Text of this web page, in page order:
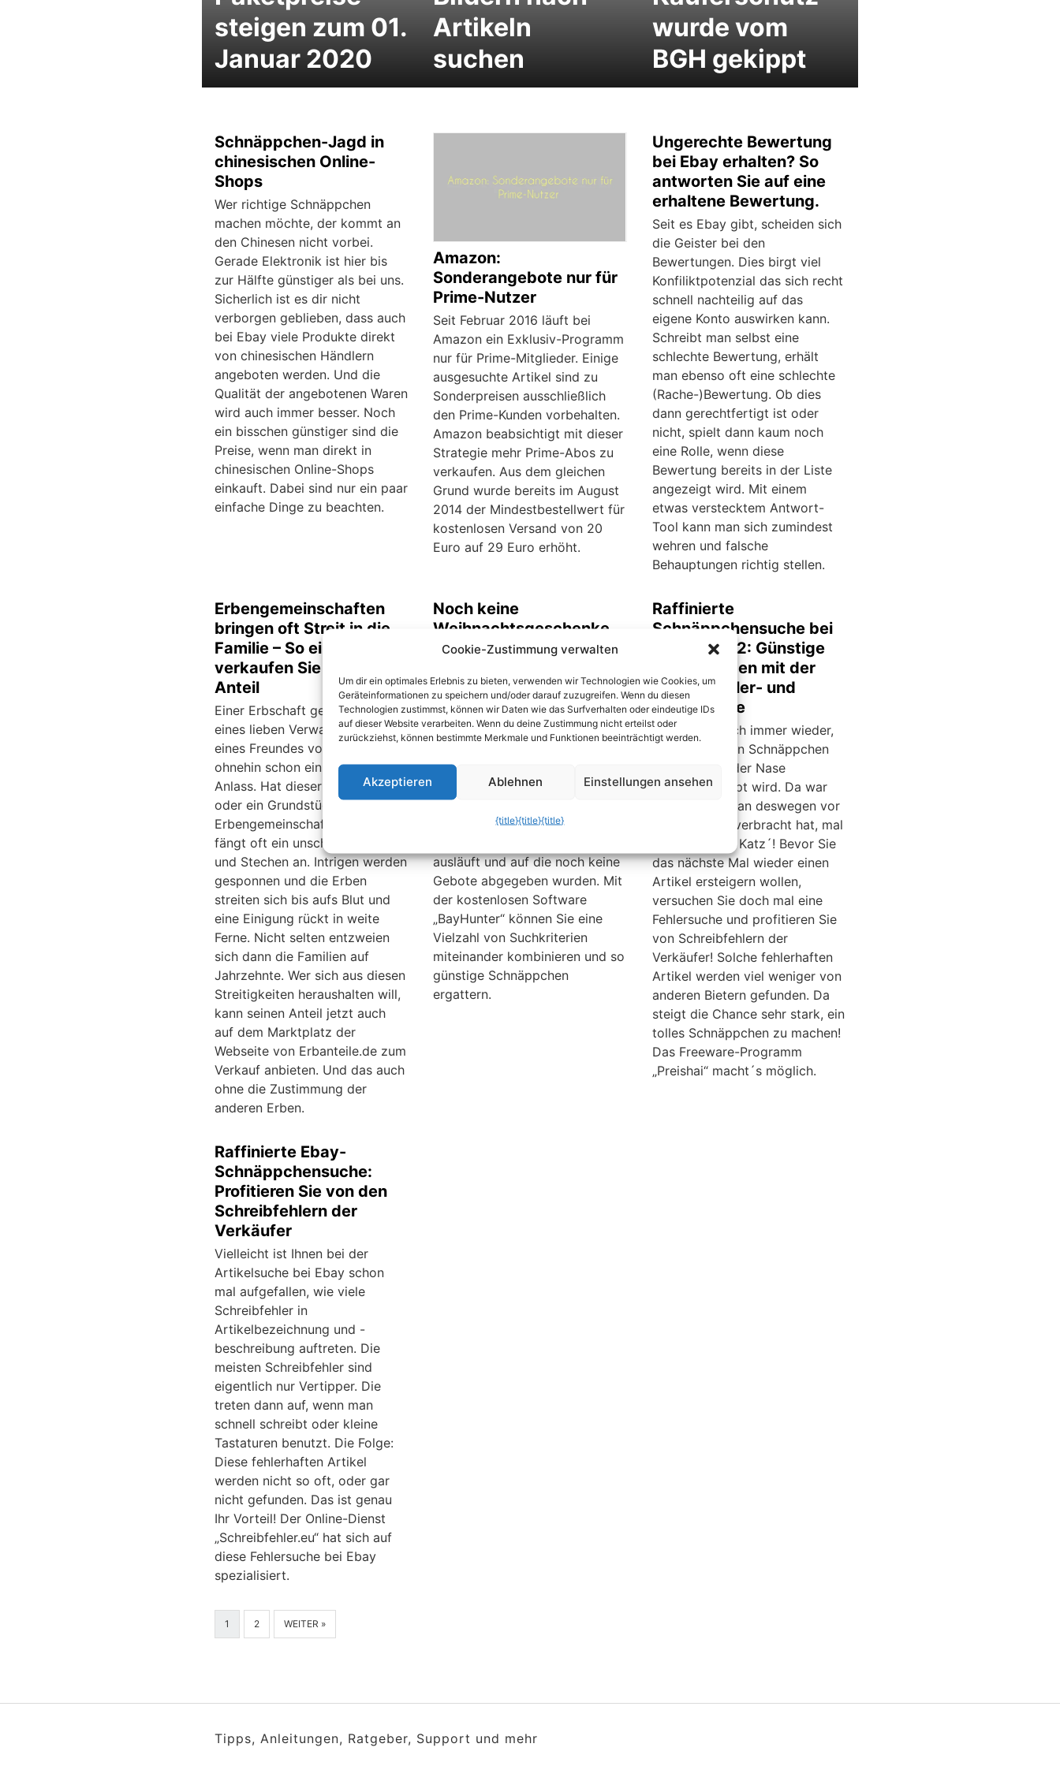
steigen zum 01.
Januar 2020
Artikeln
suchen
wurde vom
BGH gekippt
Schnäppchen-Jagd in
chinesischen Online-
Shops
Wer richtige Schnäppchen
machen möchte, der kommt an
den Chinesen nicht vorbei.
Gerade Elektronik ist hier bis
zur Hälfte günstiger als bei uns.
Sicherlich ist es dir nicht
verborgen geblieben, dass auch
bei Ebay viele Produkte direkt
von chinesischen Händlern
angeboten werden. Und die
Qualität der angebotenen Waren
wird auch immer besser. Noch
ein bisschen günstiger sind die
Preise, wenn man direkt in
chinesischen Online-Shops
einkauft. Dabei sind nur ein paar
einfache Dinge zu beachten.
Amazon:
Sonderangebote nur für
Prime-Nutzer
Seit Februar 2016 läuft bei
Amazon ein Exklusiv-Programm
nur für Prime-Mitglieder. Einige
ausgesuchte Artikel sind zu
Sonderpreisen ausschließlich
den Prime-Kunden vorbehalten.
Amazon beabsichtigt mit dieser
Strategie mehr Prime-Abos zu
verkaufen. Aus dem gleichen
Grund wurde bereits im August
2014 der Mindestbestellwert für
kostenlosen Versand von 20
Euro auf 29 Euro erhöht.
Ungerechte Bewertung
bei Ebay erhalten? So
antworten Sie auf eine
erhaltene Bewertung.
Seit es Ebay gibt, scheiden sich
die Geister bei den
Bewertungen. Dies birgt viel
Konfiliktpotenzial das sich recht
schnell nachteilig auf das
eigene Konto auswirken kann.
Schreibt man selbst eine
schlechte Bewertung, erhält
man ebenso oft eine schlechte
(Rache-)Bewertung. Ob dies
dann gerechtfertigt ist oder
nicht, spielt dann kaum noch
eine Rolle, wenn diese
Bewertung bereits in der Liste
angezeigt wird. Mit einem
etwas verstecktem Antwort-
Tool kann man sich zumindest
wehren und falsche
Behauptungen richtig stellen.
Erbengemeinschaften
bringen oft Streit in die
Familie – So einfach
verkaufen Sie Ihren
Anteil
Einer Erbschaft geht der Tod
eines lieben Verwandten, oder
eines Freundes voraus. Dies ist
ohnehin schon ein trauriger
Anlass. Hat dieser ein Haus
oder ein Grundstück einer
Erbengemeinschaft hinterlassen,
fängt oft ein unschönes Hauen
und Stechen an. Intrigen werden
gesponnen und die Erben
streiten sich bis aufs Blut und
eine Einigung rückt in weite
Ferne. Nicht selten entzweien
sich dann die Familien auf
Jahrzehnte. Wer sich aus diesen
Streitigkeiten heraushalten will,
kann seinen Anteil jetzt auch
auf dem Marktplatz der
Webseite von Erbanteile.de zum
Verkauf anbieten. Und das auch
ohne die Zustimmung der
anderen Erben.
Noch keine
Weihnachtsgeschenke
gekauft? Mit BayHunter
Schnäppchen finden
Die Artikelsuche von eBay
ermöglicht nicht immer
nicht genügend Kombinationen
der Sucheinstellungen möglich
sind. Beispielsweise lässt sich
keine Neuware anzeigen, die in
ausläuft und auf die noch keine
Gebote abgegeben wurden. Mit
der kostenlosen Software
„BayHunter“ können Sie eine
Vielzahl von Suchkriterien
miteinander kombinieren und so
günstige Schnäppchen
ergattern.
Raffinierte
Schnäppchensuche bei
Ebay – Teil 2: Günstige
Artikel finden mit der
Schreibfehler- und
Nachtsuche
Man ärgert sich immer wieder,
wenn einem ein Schnäppchen
bei Ebay vor der Nase
weggeschnappt wird. Da war
die Zeit, die man deswegen vor
dem Rechner verbracht hat, mal
wieder für die Katz´! Bevor Sie
das nächste Mal wieder einen
Artikel ersteigern wollen,
versuchen Sie doch mal eine
Fehlersuche und profitieren Sie
von Schreibfehlern der
Verkäufer! Solche fehlerhaften
Artikel werden viel weniger von
anderen Bietern gefunden. Da
steigt die Chance sehr stark, ein
tolles Schnäppchen zu machen!
Das Freeware-Programm
„Preishai“ macht´s möglich.
Raffinierte Ebay-
Schnäppchensuche:
Profitieren Sie von den
Schreibfehlern der
Verkäufer
Vielleicht ist Ihnen bei der
Artikelsuche bei Ebay schon
mal aufgefallen, wie viele
Schreibfehler in
Artikelbezeichnung und -
beschreibung auftreten. Die
meisten Schreibfehler sind
eigentlich nur Vertipper. Die
treten dann auf, wenn man
schnell schreibt oder kleine
Tastaturen benutzt. Die Folge:
Diese fehlerhaften Artikel
werden nicht so oft, oder gar
nicht gefunden. Das ist genau
Ihr Vorteil! Der Online-Dienst
„Schreibfehler.eu“ hat sich auf
diese Fehlersuche bei Ebay
spezialisiert.
1 2 WEITER »
Tipps, Anleitungen, Ratgeber, Support und mehr
Cookie-Zustimmung verwalten
Um dir ein optimales Erlebnis zu bieten, verwenden wir Technologien wie Cookies, um
Geräteinformationen zu speichern und/oder darauf zuzugreifen. Wenn du diesen
Technologien zustimmst, können wir Daten wie das Surfverhalten oder eindeutige IDs
auf dieser Website verarbeiten. Wenn du deine Zustimmung nicht erteilst oder
zurückziehst, können bestimmte Merkmale und Funktionen beeinträchtigt werden.
Akzeptieren Ablehnen Einstellungen ansehen
{title}{title}{title}